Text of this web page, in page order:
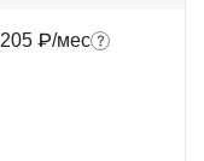
₽/мес